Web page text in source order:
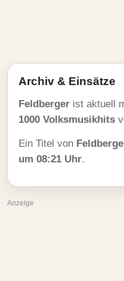
Archiv & Einsätze
Feldberger ist aktuell
1000 Volksmusikhits
Ein Titel von
um 08:21 Uhr.
Anzeige